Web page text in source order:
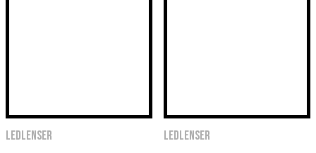
Ledlenser Ledlenser